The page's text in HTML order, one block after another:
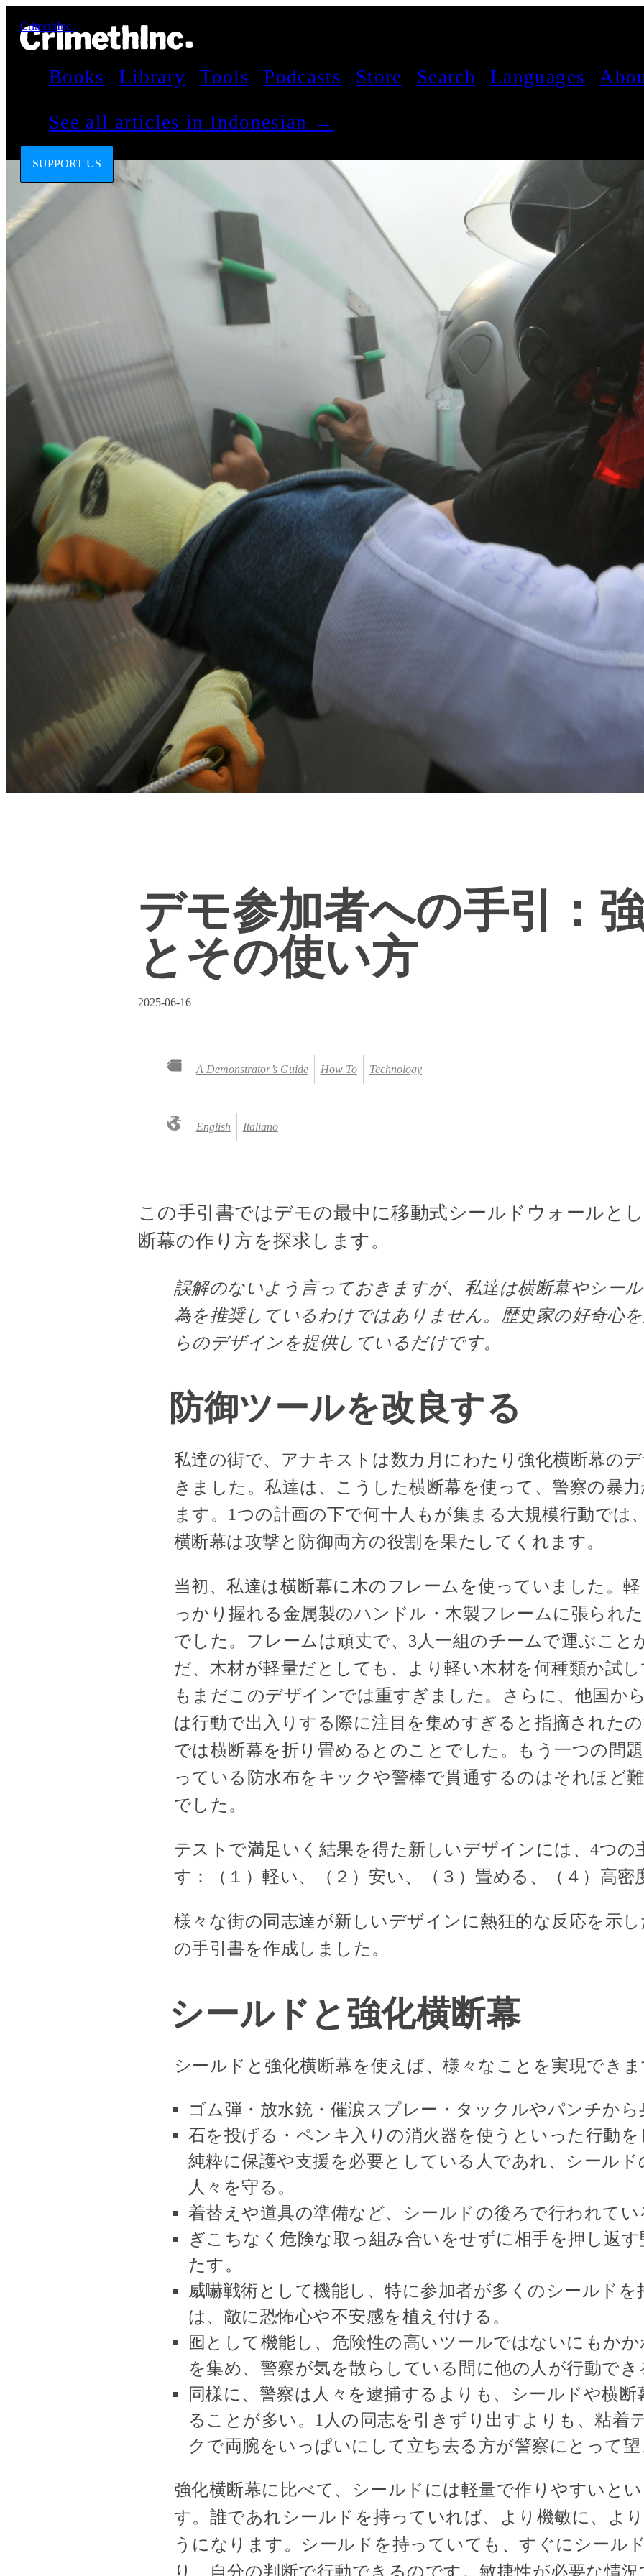
CrimethInc.
Books Library Tools Podcasts Store Search Languages
See all articles in Indonesian →
SUPPORT US
デモ参加者への手引：
とその使い方
2025-06-16
A Demonstrator’s Guide How To Technology
English Italiano
この手引書ではデモの最中に移動式シールドウォールと
断幕の作り方を探求します。
誤解のないよう言っておきますが、私達は横断幕やシー
為を推奨しているわけではありません。歴史家の好奇心
らのデザインを提供しているだけです。
防御ツールを改良する
私達の街で、アナキストは数カ月にわたり強化横断幕の
きました。私達は、こうした横断幕を使って、警察の暴
ます。1つの計画の下で何十人もが集まる大規模行動では
横断幕は攻撃と防御両方の役割を果たしてくれます。
当初、私達は横断幕に木のフレームを使っていました。
っかり握れる金属製のハンドル・木製フレームに張られ
でした。フレームは頑丈で、3人一組のチームで運ぶこと
だ、木材が軽量だとしても、より軽い木材を何種類か試
もまだこのデザインでは重すぎました。さらに、他国か
は行動で出入りする際に注目を集めすぎると指摘された
では横断幕を折り畳めるとのことでした。もう一つの問
っている防水布をキックや警棒で貫通するのはそれほど
でした。
テストで満足いく結果を得た新しいデザインには、4つの
す：（１）軽い、（２）安い、（３）畳める、（４）高密
様々な街の同志達が新しいデザインに熱狂的な反応を示
の手引書を作成しました。
シールドと強化横断幕
シールドと強化横断幕を使えば、様々なことを実現でき
ゴム弾・放水銃・催涙スプレー・タックルやパンチから
石を投げる・ペンキ入りの消火器を使うといった行動
純粋に保護や支援を必要としている人であれ、シール
人々を守る。
着替えや道具の準備など、シールドの後ろで行われて
ぎこちなく危険な取っ組み合いをせずに相手を押し返
たす。
威嚇戦術として機能し、特に参加者が多くのシールド
は、敵に恐怖心や不安感を植え付ける。
囮として機能し、危険性の高いツールではないにもか
を集め、警察が気を散らしている間に他の人が行動で
同様に、警察は人々を逮捕するよりも、シールドや横
ることが多い。1人の同志を引きずり出すよりも、粘着
クで両腕をいっぱいにして立ち去る方が警察にとって
強化横断幕に比べて、シールドには軽量で作りやすいと
す。誰であれシールドを持っていれば、より機敏に、よ
うになります。シールドを持っていても、すぐにシール
り、自分の判断で行動できるのです。敏捷性が必要な情